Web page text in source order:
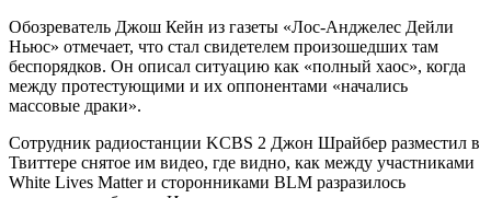
Обозреватель Джош Кейн из газеты «Лос-Анджелес Дейли
Ньюс» отмечает, что стал свидетелем произошедших там
беспорядков. Он описал ситуацию как «полный хаос», когда
между протестующими и их оппонентами «начались
массовые драки».
Сотрудник радиостанции KCBS 2 Джон Шрайбер разместил в
Твиттере снятое им видео, где видно, как между участниками
White Lives Matter и сторонниками BLM разразилось